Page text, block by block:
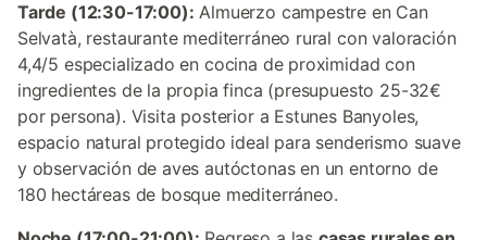
Tarde (12:30-17:00): Almuerzo campestre en Can
Selvatà, restaurante mediterráneo rural con valoración
4,4/5 especializado en cocina de proximidad con
ingredientes de la propia finca (presupuesto 25-32€
por persona). Visita posterior a Estunes Banyoles,
espacio natural protegido ideal para senderismo suave
y observación de aves autóctonas en un entorno de
180 hectáreas de bosque mediterráneo.